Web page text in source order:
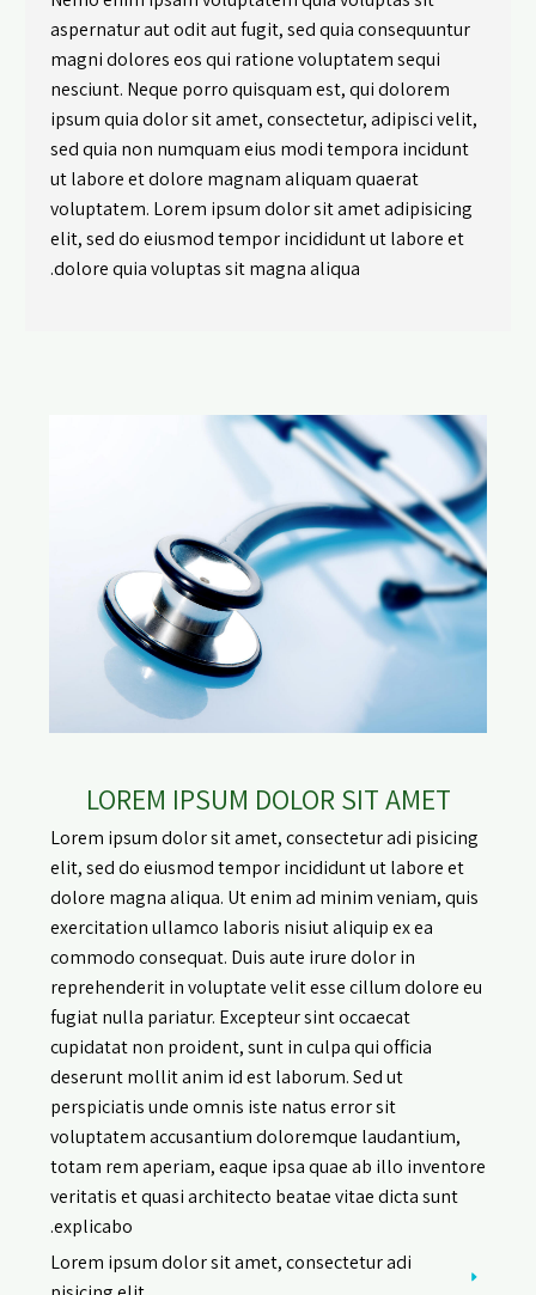
aspernatur aut odit aut fugit, sed quia consequuntur
magni dolores eos qui ratione voluptatem sequi
nesciunt. Neque porro quisquam est, qui dolorem
ipsum quia dolor sit amet, consectetur, adipisci velit,
sed quia non numquam eius modi tempora incidunt
ut labore et dolore magnam aliquam quaerat
voluptatem. Lorem ipsum dolor sit amet adipisicing
elit, sed do eiusmod tempor incididunt ut labore et
dolore quia voluptas sit magna aliqua.
LOREM IPSUM DOLOR SIT AMET
Lorem ipsum dolor sit amet, consectetur adi pisicing
elit, sed do eiusmod tempor incididunt ut labore et
dolore magna aliqua. Ut enim ad minim veniam, quis
exercitation ullamco laboris nisiut aliquip ex ea
commodo consequat. Duis aute irure dolor in
reprehenderit in voluptate velit esse cillum dolore eu
fugiat nulla pariatur. Excepteur sint occaecat
cupidatat non proident, sunt in culpa qui officia
deserunt mollit anim id est laborum. Sed ut
perspiciatis unde omnis iste natus error sit
voluptatem accusantium doloremque laudantium,
totam rem aperiam, eaque ipsa quae ab illo inventore
veritatis et quasi architecto beatae vitae dicta sunt
explicabo.
Lorem ipsum dolor sit amet, consectetur adi